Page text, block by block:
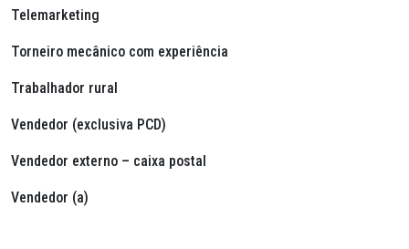
Telemarketing
Torneiro mecânico com experiência
Trabalhador rural
Vendedor (exclusiva PCD)
Vendedor externo – caixa postal
Vendedor (a)